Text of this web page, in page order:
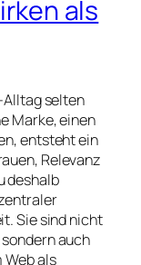
als
Alltag selten
Marke, einen
entsteht ein
Relevanz
deshalb
Sie sind nicht
auch
Web als